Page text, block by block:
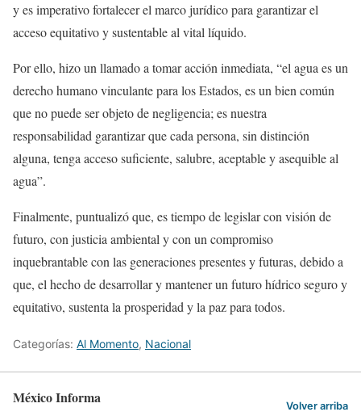
y es imperativo fortalecer el marco jurídico para garantizar el
acceso equitativo y sustentable al vital líquido.
Por ello, hizo un llamado a tomar acción inmediata, “el agua es un
derecho humano vinculante para los Estados, es un bien común
que no puede ser objeto de negligencia; es nuestra
responsabilidad garantizar que cada persona, sin distinción
alguna, tenga acceso suficiente, salubre, aceptable y asequible al
agua”.
Finalmente, puntualizó que, es tiempo de legislar con visión de
futuro, con justicia ambiental y con un compromiso
inquebrantable con las generaciones presentes y futuras, debido a
que, el hecho de desarrollar y mantener un futuro hídrico seguro y
equitativo, sustenta la prosperidad y la paz para todos.
Categorías: Al Momento, Nacional
México Informa Volver arriba